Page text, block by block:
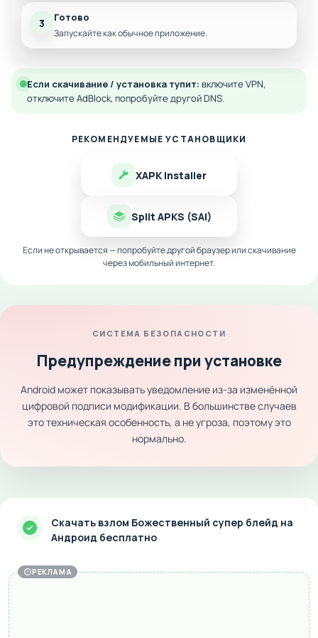
3 Готово
Запускайте как обычное приложение.
Если скачивание / установка тупит: включите VPN,
отключите AdBlock, попробуйте другой DNS.
РЕКОМЕНДУЕМЫЕ УСТАНОВЩИКИ
XAPK Installer
Split APKS (SAI)
Если не открывается — попробуйте другой браузер или скачивание
через мобильный интернет.
СИСТЕМА БЕЗОПАСНОСТИ
Предупреждение при установке
Android может показывать уведомление из-за изменённой
цифровой подписи модификации. В большинстве случаев
это техническая особенность, а не угроза, поэтому это
нормально.
Скачать взлом Божественный супер блейд на
Андроид бесплатно
РЕКЛАМА